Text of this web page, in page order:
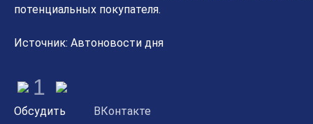
потенциальных покупателя.
Источник: Автоновости дня
1
Обсудить ВКонтакте